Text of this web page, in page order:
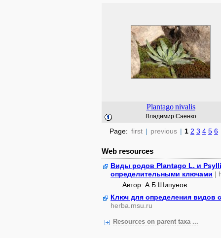
Plantago nivalis
Владимир Саенко
Page: first | previous | 1 2 3 4 5 6
Web resources
Виды родов Plantago L. и
определительными ключами |
Автор: А.Б.Шипунов
Ключ для определения видов
herba.msu.ru
Resources on parent taxa ...